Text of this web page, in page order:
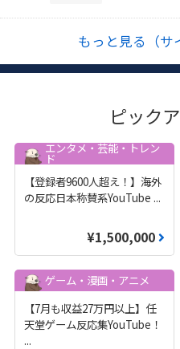
もっと見る（サ
ピック
エンタメ・芸能・トレン
ド
【登録者9600人超え！】海外
の反応日本称賛系YouTube ...
¥1,500,000
ゲーム・漫画・アニメ
【7月も収益27万円以上】任
天堂ゲーム反応集YouTube！
...